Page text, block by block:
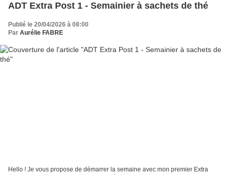
ADT Extra Post 1 - Semainier à sachets de thé
Publié le 20/04/2026 à 08:00
Par Aurélie FABRE
Hello ! Je vous propose de démarrer la semaine avec mon premier Extra